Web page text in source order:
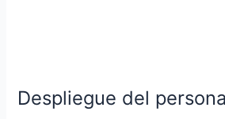
Despliegue del
personal